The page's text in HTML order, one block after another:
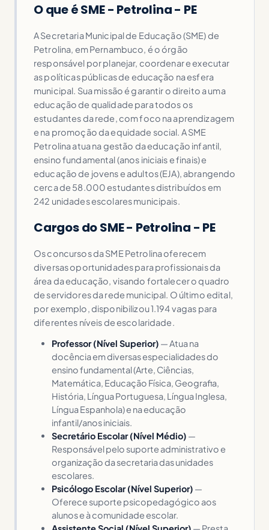
O que é SME - Petrolina - PE
A Secretaria Municipal de Educação (SME) de
Petrolina, em Pernambuco, é o órgão
responsável por planejar, coordenar e executar
as políticas públicas de educação na esfera
municipal. Sua missão é garantir o direito a uma
educação de qualidade para todos os
estudantes da rede, com foco na aprendizagem
e na promoção da equidade social. A SME
Petrolina atua na gestão da educação infantil,
ensino fundamental (anos iniciais e finais) e
educação de jovens e adultos (EJA), abrangendo
cerca de 58.000 estudantes distribuídos em
242 unidades escolares municipais.
Cargos do SME - Petrolina - PE
Os concursos da SME Petrolina oferecem
diversas oportunidades para profissionais da
área da educação, visando fortalecer o quadro
de servidores da rede municipal. O último edital,
por exemplo, disponibilizou 1.194 vagas para
diferentes níveis de escolaridade.
Professor (Nível Superior) — Atua na
docência em diversas especialidades do
ensino fundamental (Arte, Ciências,
Matemática, Educação Física, Geografia,
História, Língua Portuguesa, Língua Inglesa,
Língua Espanhola) e na educação
infantil/anos iniciais.
Secretário Escolar (Nível Médio) —
Responsável pelo suporte administrativo e
organização da secretaria das unidades
escolares.
Psicólogo Escolar (Nível Superior) —
Oferece suporte psicopedagógico aos
alunos e à comunidade escolar.